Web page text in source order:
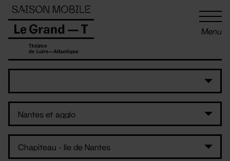
Menu
Panneau de gestion des cookies